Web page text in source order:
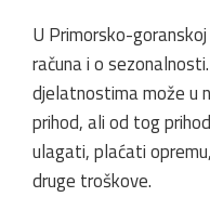
U Primorsko-
računa i o
djelatnostima može u
prihod, ali od tog
ulagati, plaćati
druge troškove.